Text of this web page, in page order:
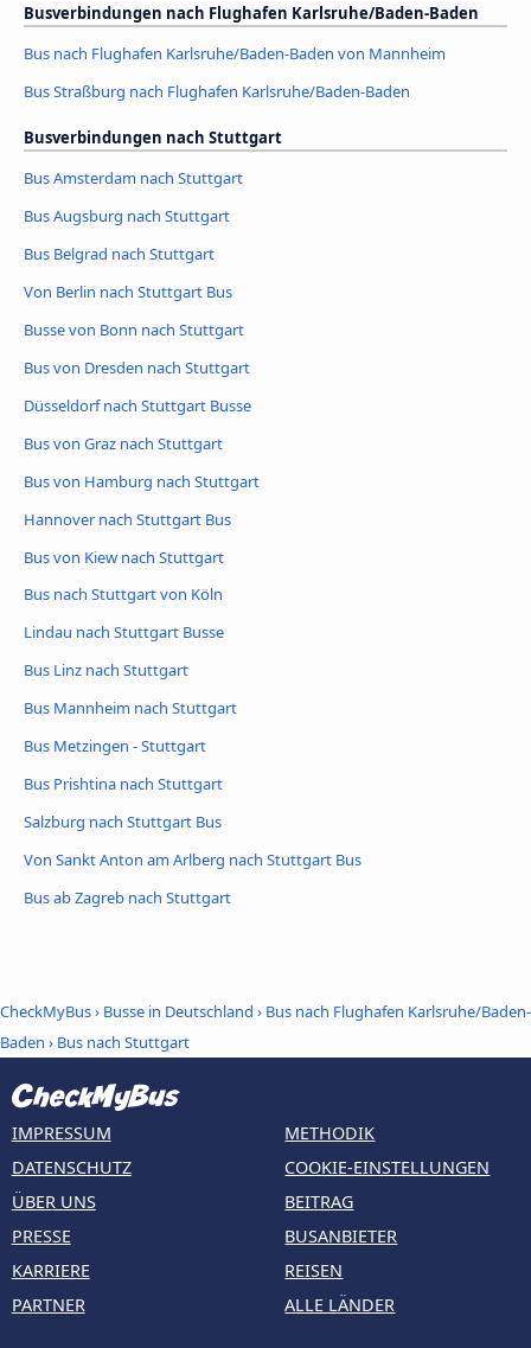
Busverbindungen nach Flughafen Karlsruhe/Baden-Baden
Bus nach Flughafen Karlsruhe/Baden-Baden von Mannheim
Bus Straßburg nach Flughafen Karlsruhe/Baden-Baden
Busverbindungen nach Stuttgart
Bus Amsterdam nach Stuttgart
Bus Augsburg nach Stuttgart
Bus Belgrad nach Stuttgart
Von Berlin nach Stuttgart Bus
Busse von Bonn nach Stuttgart
Bus von Dresden nach Stuttgart
Düsseldorf nach Stuttgart Busse
Bus von Graz nach Stuttgart
Bus von Hamburg nach Stuttgart
Hannover nach Stuttgart Bus
Bus von Kiew nach Stuttgart
Bus nach Stuttgart von Köln
Lindau nach Stuttgart Busse
Bus Linz nach Stuttgart
Bus Mannheim nach Stuttgart
Bus Metzingen - Stuttgart
Bus Prishtina nach Stuttgart
Salzburg nach Stuttgart Bus
Von Sankt Anton am Arlberg nach Stuttgart Bus
Bus ab Zagreb nach Stuttgart
CheckMyBus› Busse in Deutschland › Bus nach Flughafen Karlsruhe/Baden-
Baden › Bus nach Stuttgart
IMPRESSUM
DATENSCHUTZ
ÜBER UNS
PRESSE
KARRIERE
PARTNER
METHODIK
COOKIE-EINSTELLUNGEN
BEITRAG
BUSANBIETER
REISEN
ALLE LÄNDER